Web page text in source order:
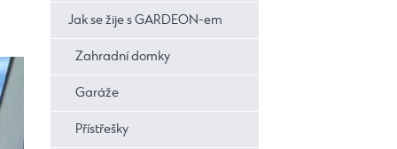
Jak se žije s GARDEON-em
Zahradní domky
Garáže
Přístřešky